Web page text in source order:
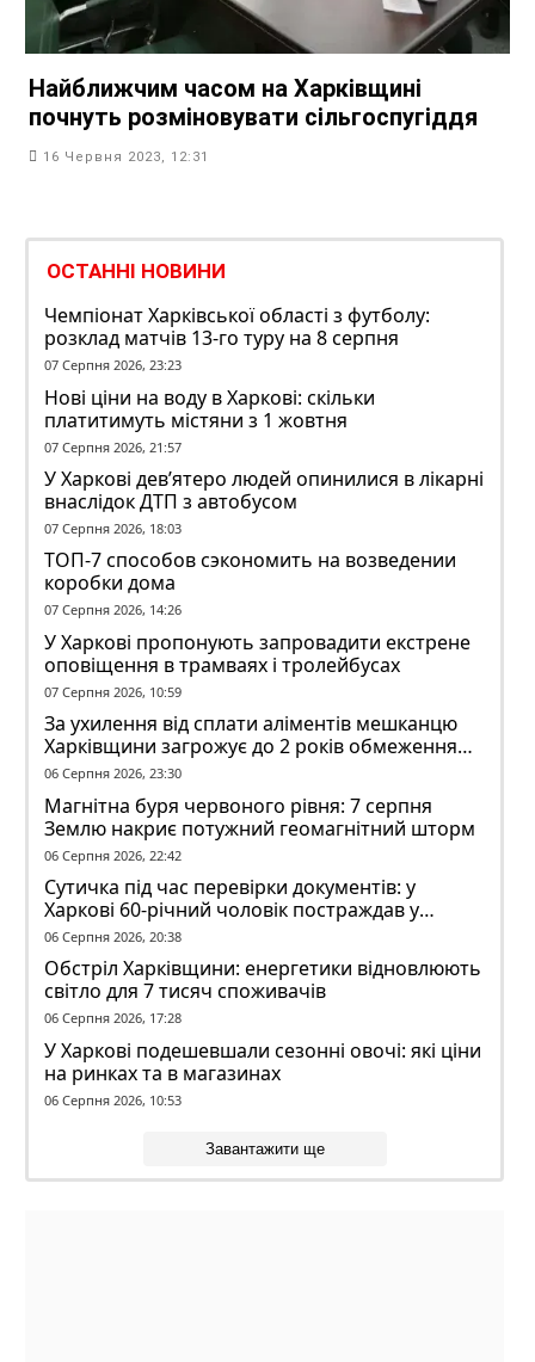
Найближчим часом на Харківщині
почнуть розміновувати сільгоспугіддя
16 Червня 2023, 12:31
ОСТАННІ НОВИНИ
Чемпіонат Харківської області з футболу:
розклад матчів 13-го туру на 8 серпня
07 Серпня 2026, 23:23
Нові ціни на воду в Харкові: скільки
платитимуть містяни з 1 жовтня
07 Серпня 2026, 21:57
У Харкові дев’ятеро людей опинилися в лікарні
внаслідок ДТП з автобусом
07 Серпня 2026, 18:03
ТОП-7 способов сэкономить на возведении
коробки дома
07 Серпня 2026, 14:26
У Харкові пропонують запровадити екстрене
оповіщення в трамваях і тролейбусах
07 Серпня 2026, 10:59
За ухилення від сплати аліментів мешканцю
Харківщини загрожує до 2 років обмеження
волі
06 Серпня 2026, 23:30
Магнітна буря червоного рівня: 7 серпня
Землю накриє потужний геомагнітний шторм
06 Серпня 2026, 22:42
Сутичка під час перевірки документів: у
Харкові 60-річний чоловік постраждав у
конфлікті з ТЦК
06 Серпня 2026, 20:38
Обстріл Харківщини: енергетики відновлюють
світло для 7 тисяч споживачів
06 Серпня 2026, 17:28
У Харкові подешевшали сезонні овочі: які ціни
на ринках та в магазинах
06 Серпня 2026, 10:53
Завантажити ще